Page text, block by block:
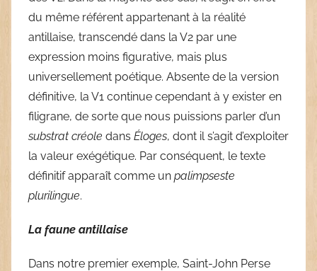
du même référent appartenant à la réalité
antillaise, transcendé dans la V2 par une
expression moins figurative, mais plus
universellement poétique. Absente de la version
définitive, la V1 continue cependant à y exister en
filigrane, de sorte que nous puissions parler d’un
substrat créole dans Éloges, dont il s’agit d’exploiter
la valeur exégétique. Par conséquent, le texte
définitif apparaît comme un palimpseste
plurilingue.
La faune antillaise
Dans notre premier exemple, Saint-John Perse